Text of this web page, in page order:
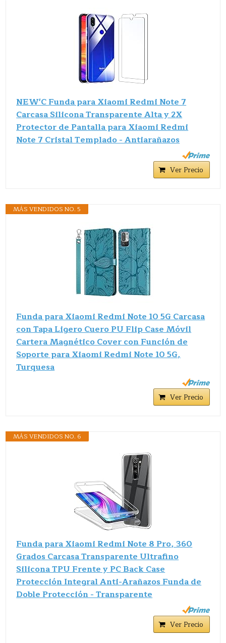
NEW'C Funda para Xiaomi Redmi Note 7
Carcasa Silicona Transparente Alta y 2X
Protector de Pantalla para Xiaomi Redmi
Note 7 Cristal Templado - Antiarañazos
Ver Precio
MÁS VENDIDOS NO. 5
Funda para Xiaomi Redmi Note 10 5G Carcasa
con Tapa Ligero Cuero PU Flip Case Móvil
Cartera Magnético Cover con Función de
Soporte para Xiaomi Redmi Note 10 5G,
Turquesa
Ver Precio
MÁS VENDIDOS NO. 6
Funda para Xiaomi Redmi Note 8 Pro, 360
Grados Carcasa Transparente Ultrafino
Silicona TPU Frente y PC Back Case
Protección Integral Anti-Arañazos Funda de
Doble Protección - Transparente
Ver Precio